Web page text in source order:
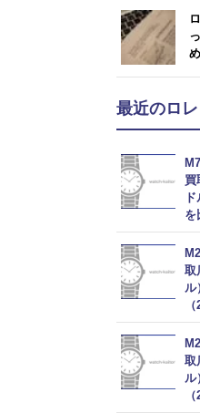
最近のロ
買
を
取
ル
取
ル